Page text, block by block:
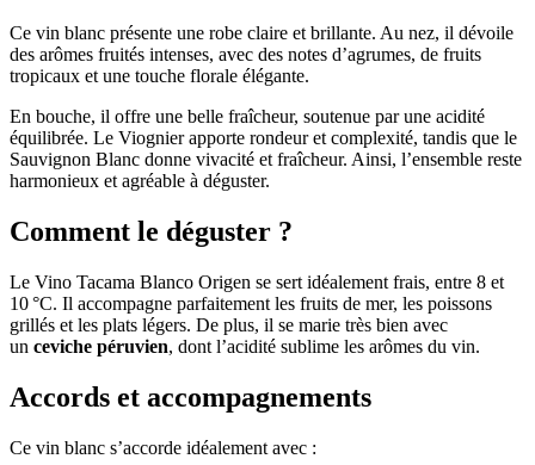
Ce vin blanc présente une robe claire et brillante. Au nez, il dévoile
des arômes fruités intenses, avec des notes d’agrumes, de fruits
tropicaux et une touche florale élégante.
En bouche, il offre une belle fraîcheur, soutenue par une acidité
équilibrée. Le Viognier apporte rondeur et complexité, tandis que le
Sauvignon Blanc donne vivacité et fraîcheur. Ainsi, l’ensemble reste
harmonieux et agréable à déguster.
Comment le déguster ?
Le Vino Tacama Blanco Origen se sert idéalement frais, entre 8 et
10 °C. Il accompagne parfaitement les fruits de mer, les poissons
grillés et les plats légers. De plus, il se marie très bien avec
un ceviche péruvien, dont l’acidité sublime les arômes du vin.
Accords et accompagnements
Ce vin blanc s’accorde idéalement avec :